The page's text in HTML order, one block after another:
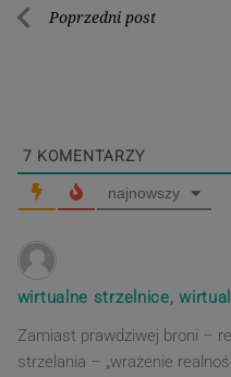
Nawigacja
Poprzedni post
7 KOMENTARZY
najnowszy
wirtualne strzelnice,
Zamiast prawdziwej broni –
strzelania – „wrażenie